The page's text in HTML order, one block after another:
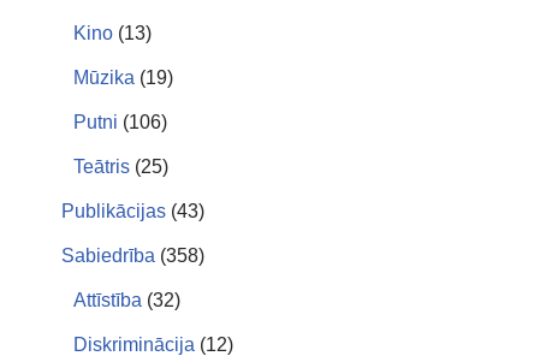
Kino (13)
Mūzika (19)
Putni (106)
Teātris (25)
Publikācijas (43)
Sabiedrība (358)
Attīstība (32)
Diskriminācija (12)